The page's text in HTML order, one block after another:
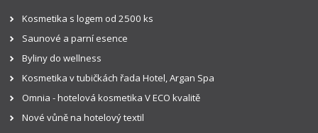
Kosmetika s logem od 2500 ks
Saunové a parní esence
Byliny do wellness
Kosmetika v tubičkách řada Hotel, Argan Spa
Omnia - hotelová kosmetika V ECO kvalitě
Nové vůně na hotelový textil